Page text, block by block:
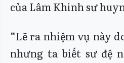
của Lâm Khinh sư
“Lẽ ra nhiệm vụ này
nhưng ta biết sư đệ